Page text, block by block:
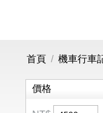
首頁 / 機車行車
價格